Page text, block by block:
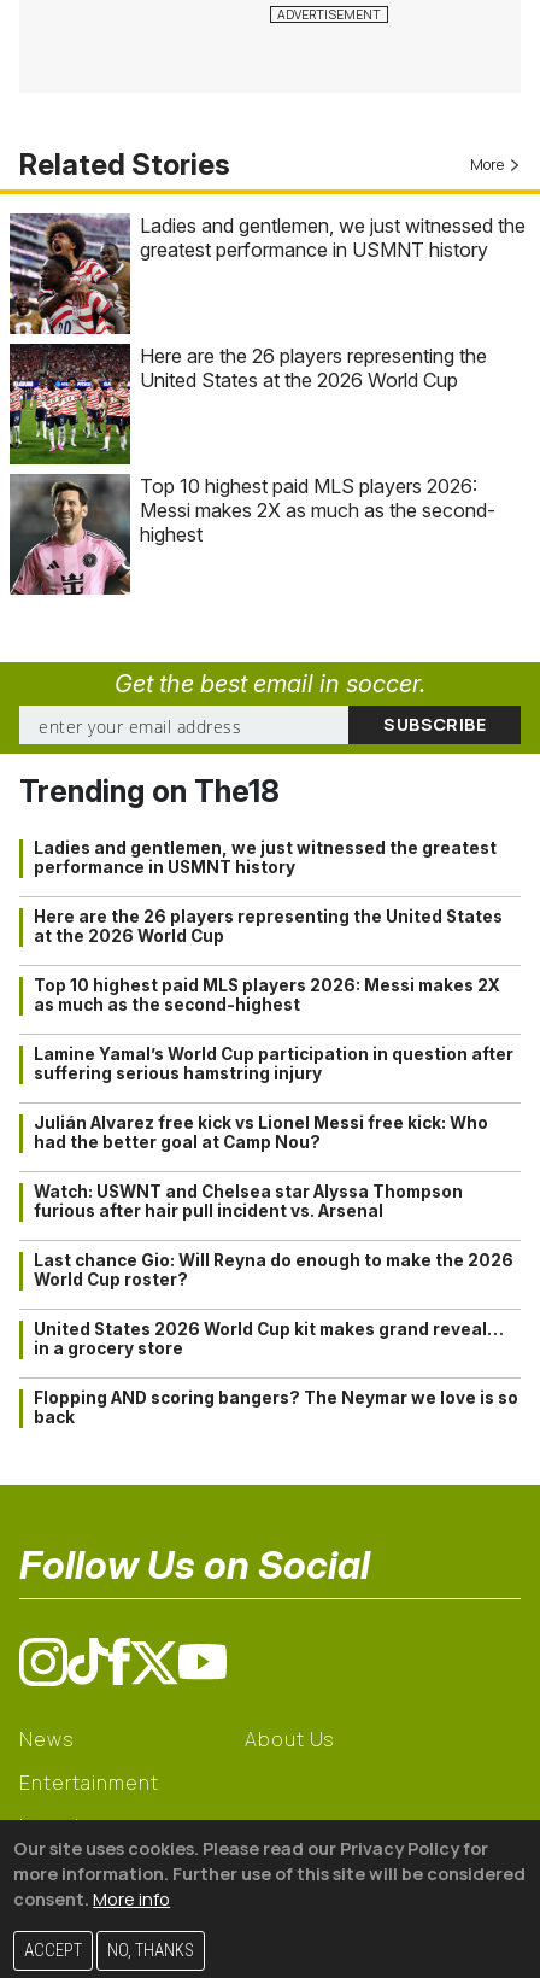
Related Stories More
Ladies and gentlemen, we just witnessed the
greatest performance in USMNT history
Here are the 26 players representing the
United States at the 2026 World Cup
Top 10 highest paid MLS players 2026:
Messi makes 2X as much as the second-
highest
Get the best email in soccer.
Trending on The18
Ladies and gentlemen, we just witnessed the greatest
performance in USMNT history
Here are the 26 players representing the United States
at the 2026 World Cup
Top 10 highest paid MLS players 2026: Messi makes 2X
as much as the second-highest
Lamine Yamal’s World Cup participation in question after
suffering serious hamstring injury
Julián Alvarez free kick vs Lionel Messi free kick: Who
had the better goal at Camp Nou?
Watch: USWNT and Chelsea star Alyssa Thompson
furious after hair pull incident vs. Arsenal
Last chance Gio: Will Reyna do enough to make the 2026
World Cup roster?
United States 2026 World Cup kit makes grand reveal…
in a grocery store
Flopping AND scoring bangers? The Neymar we love is so
back
Follow Us on Social
News
Entertainment
Learning
Gear
About Us
© 2026 The18
Our site uses cookies. Please read our Privacy Policy for
more information. Further use of this site will be considered
consent. More info
ACCEPT NO, THANKS